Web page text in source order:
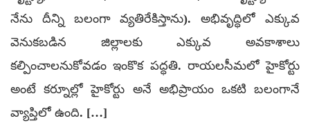
నేను దీన్ని బలంగా వ్యతిరేకిస్తాను). అభివృద్ధిలో ఎక్కువ
వెనుకబడిన జిల్లాలకు ఎక్కువ అవకాశాలు
కల్పించాలనుకోవడం ఇంకొక పద్ధతి. రాయలసీమలో హైకోర్టు
అంటే కర్నూల్లో హైకోర్టు అనే అభిప్రాయం ఒకటి బలంగానే
వ్యాప్తిలో ఉంది. […]